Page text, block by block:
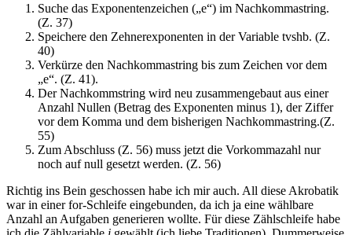
Suche das Exponentenzeichen („e“) im Nachkommastring.
(Z. 37)
Speichere den Zehnerexponenten in der Variable tvshb. (Z.
40)
Verkürze den Nachkommastring bis zum Zeichen vor dem
„e“. (Z. 41).
Der Nachkommstring wird neu zusammengebaut aus einer
Anzahl Nullen (Betrag des Exponenten minus 1), der Ziffer
vor dem Komma und dem bisherigen Nachkommastring.(Z.
55)
Zum Abschluss (Z. 56) muss jetzt die Vorkommazahl nur
noch auf null gesetzt werden. (Z. 56)
Richtig ins Bein geschossen habe ich mir auch. All diese Akrobatik
war in einer for-Schleife eingebunden, da ich ja eine wählbare
Anzahl an Aufgaben generieren wollte. Für diese Zählschleife habe